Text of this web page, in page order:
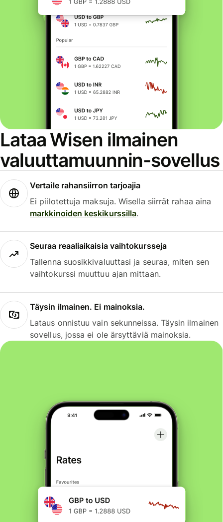
Lataa Wisen ilmainen
valuuttamuunnin-sovellus
Vertaile rahansiirron tarjoajia
Ei piilotettuja maksuja. Wisella siirrät rahaa aina
markkinoiden keskikurssilla.
Seuraa reaaliaikaisia vaihtokursseja
Tallenna suosikkivaluuttasi ja seuraa, miten sen
vaihtokurssi muuttuu ajan mittaan.
Täysin ilmainen. Ei mainoksia.
Lataus onnistuu vain sekunneissa. Täysin ilmainen
sovellus, jossa ei ole ärsyttäviä mainoksia.